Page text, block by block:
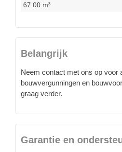
67.00 m³
Belangrijk
Neem contact met ons op voor
bouwvergunningen en
graag verder.
Garantie en